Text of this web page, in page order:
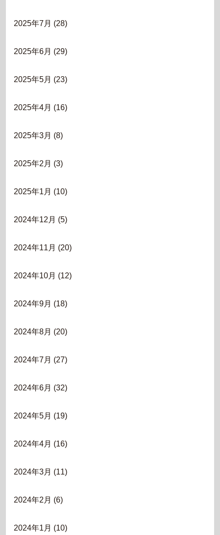
2025年7月 (28)
2025年6月 (29)
2025年5月 (23)
2025年4月 (16)
2025年3月 (8)
2025年2月 (3)
2025年1月 (10)
2024年12月 (5)
2024年11月 (20)
2024年10月 (12)
2024年9月 (18)
2024年8月 (20)
2024年7月 (27)
2024年6月 (32)
2024年5月 (19)
2024年4月 (16)
2024年3月 (11)
2024年2月 (6)
2024年1月 (10)